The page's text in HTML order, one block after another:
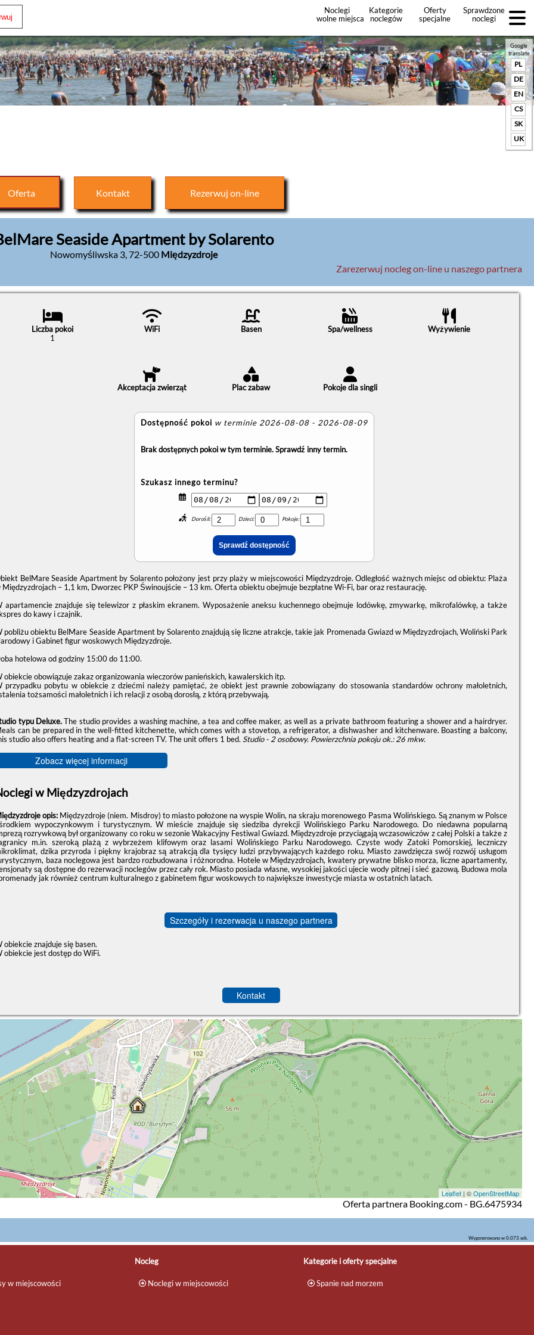
Noclegi
wolne miejsca
Kategorie
noclegów
Oferty
specjalne
Sprawdzone
noclegi
+Dodaj
ofertę
Google
translate
PL
DE
EN
CS
SK
UK
Oferta Kontakt Rezerwuj on-line
Seaside Apartment by Solarento
Nowomyśliwska 3,72-500 Międzyzdroje
Zarezerwuj nocleg on-line u naszego partnera
Liczba pokoi
1
WiFi Basen Spa/wellness Wyżywienie
Akceptacja zwierząt Plac zabaw Pokoje dla singli
Dostępność pokoi w terminie 2026-08-08 - 2026-08-09
Brak dostępnych pokoi w tym terminie. Sprawdź inny termin.
Szukasz innego terminu?
Dorośli: Dzieci: Pokoje:
BelMare Seaside Apartment by Solarento położony jest przy plaży w miejscowości Międzyzdroje. Odległość ważnych miejsc od obiektu: Plaża
Międzyzdrojach – 1,1 km, Dworzec PKP Świnoujście – 13 km. Oferta obiektu obejmuje bezpłatne Wi-Fi, bar oraz restaurację.
apartamencie znajduje się telewizor z płaskim ekranem. Wyposażenie aneksu kuchennego obejmuje lodówkę, zmywarkę, mikrofalówkę, a także
do kawy i czajnik.
pobliżu obiektu BelMare Seaside Apartment by Solarento znajdują się liczne atrakcje, takie jak Promenada Gwiazd w Międzyzdrojach, Woliński Park
i Gabinet figur woskowych Międzyzdroje.
hotelowa od godziny 15:00do 11:00.
obiekcie obowiązuje zakaz organizowania wieczorów panieńskich, kawalerskich itp.
przypadku pobytu w obiekcie z dziećmi należy pamiętać, że obiekt jest prawnie zobowiązany do stosowania standardów ochrony małoletnich,
tożsamości małoletnich i ich relacji z osobą dorosłą, z którą przebywają.
typu Deluxe.The studio provides a washing machine, a tea and coffee maker, as well as a private bathroom featuring a shower and a hairdryer.
can be prepared in the well-fitted kitchenette, which comes with a stovetop, a refrigerator, a dishwasher and kitchenware. Boasting a balcony,
studio also offers heating and a flat-screen TV. The unit offers 1 bed.Studio - 2 osobowy. Powierzchnia pokoju ok.: 26 mkw.
Zobacz więcej informacji
w Międzyzdrojach
opis: Międzyzdroje (niem. Misdroy) to miasto położone na wyspie Wolin, na skraju morenowego Pasma Wolińskiego. Są znanym w Polsce
wypoczynkowym i turystycznym. W mieście znajduje się siedziba dyrekcji Wolińskiego Parku Narodowego. Do niedawna popularną
rozrywkową był organizowany co roku w sezonie Wakacyjny Festiwal Gwiazd. Międzyzdroje przyciągają wczasowiczów z całej Polski a także z
m.in. szeroką plażą z wybrzeżem klifowym oraz lasami Wolińskiego Parku Narodowego. Czyste wody Zatoki Pomorskiej, leczniczy
dzika przyroda i piękny krajobraz są atrakcją dla tysięcy ludzi przybywających każdego roku. Miasto zawdzięcza swój rozwój usługom
baza noclegowa jest bardzo rozbudowana i różnorodna. Hotele w Międzyzdrojach, kwatery prywatne blisko morza, liczne apartamenty,
są dostępne do rezerwacji noclegów przez cały rok. Miasto posiada własne, wysokiej jakości ujecie wody pitnej i sieć gazową. Budowa mola
jak również centrum kulturalnego z gabinetem figur woskowych to największe inwestycje miasta w ostatnich latach.
Szczegóły i rezerwacja u naszego partnera
obiekcie znajduje się basen.
obiekcie jest dostęp do WiFi.
Kontakt
Leaflet | ©OpenStreetMap
Oferta partnera Booking.com - BG.6475934
Wygenerowano w 0.073 sek.
w miejscowości
Nocleg
Noclegi w miejscowości
Kategorie i oferty specjalne
Spanie nad morzem